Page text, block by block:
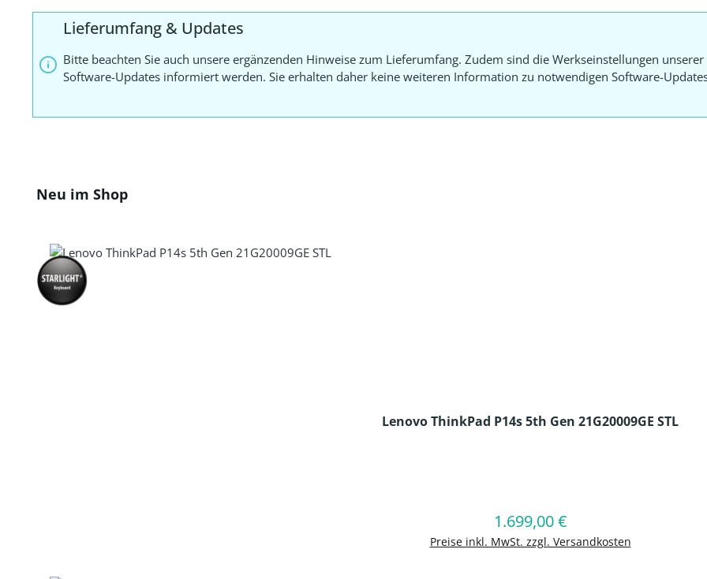
Lieferumfang & Updates
Bitte beachten Sie auch unsere ergänzenden Hinweise zum Lieferumfang. Zudem sind die Werkseinstellungen
Software-Updates informiert werden. Sie erhalten daher keine weiteren Information zu notwendigen Software-
Produktgalerie überspringen
Neu im Shop
Lenovo ThinkPad P14s 5th Gen 21G20009GE STL
Regulärer Preis:
1.699,00 €
Preise inkl. MwSt. zzgl. Versandkosten
In den Warenkorb